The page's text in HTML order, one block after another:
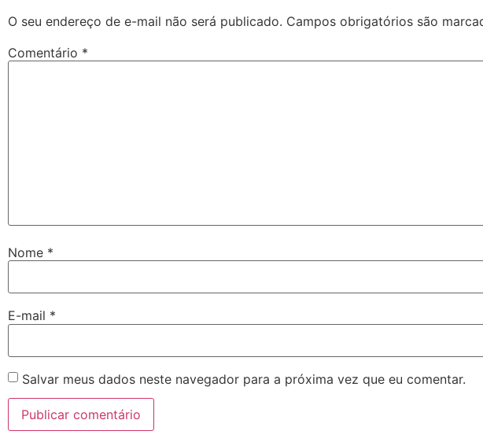
O seu endereço de e-mail não será publicado. Campos obrigatórios são
Comentário *
Nome *
E-mail *
Salvar meus dados neste navegador para a próxima vez que eu comentar.